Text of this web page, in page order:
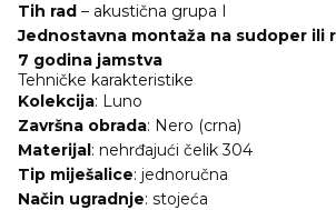
Tih rad – akustična grupa I
Jednostavna montaža na sudoper ili
7 godina jamstva
Tehničke karakteristike
Kolekcija: Luno
Završna obrada: Nero (crna)
Materijal: nehrđajući čelik 304
Tip miješalice: jednoručna
Način ugradnje: stojeća